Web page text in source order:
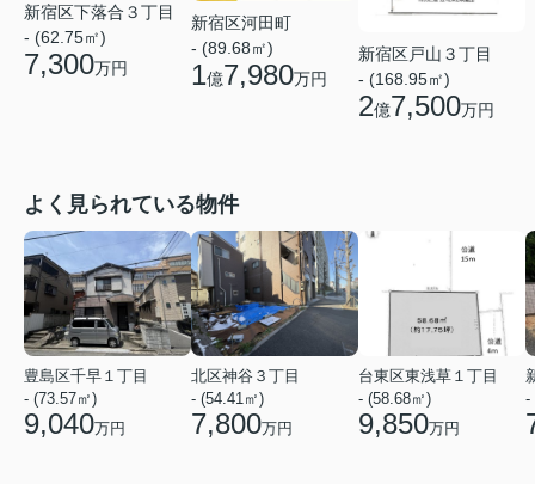
新宿区下落合３丁目
- (62.75㎡)
7,300万円
新宿区河田町
- (89.68㎡)
1億7,980万円
新宿区戸山３丁目
- (168.95㎡)
2億7,500万円
よく見られている物件
豊島区千早１丁目
- (73.57㎡)
9,040万円
北区神谷３丁目
- (54.41㎡)
7,800万円
台東区東浅草１丁目
- (58.68㎡)
9,850万円
-